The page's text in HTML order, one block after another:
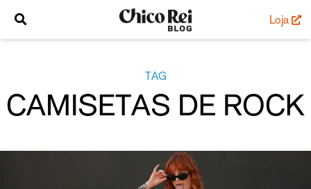
Loja
TAG
CAMISETAS DE ROCK